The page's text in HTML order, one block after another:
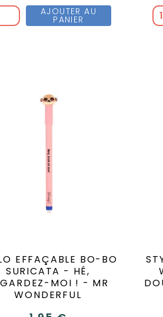
AJOUTER AU
PANIER
EFFAÇABLE BO-BO
SURICATA - HÉ,
MOI ! - MR
WONDERFUL